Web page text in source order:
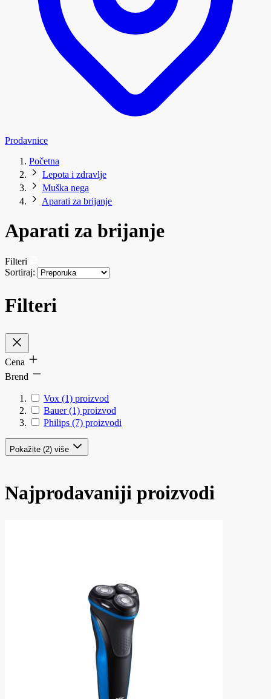
Prodavnice
Početna
Lepota i zdravlje
Muška nega
Aparati za brijanje
Aparati za brijanje
Filteri
Sortiraj:
Filteri
Cena
Brend
Vox (1) proizvod
Bauer (1) proizvod
Philips (7) proizvodi
Pokažite (2) više
Najprodavaniji proizvodi